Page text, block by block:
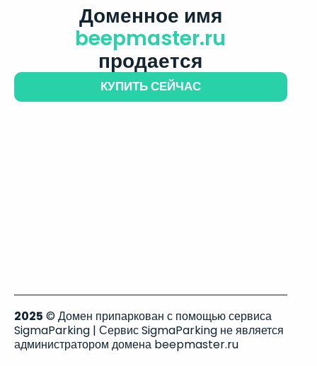
Доменное имя
beepmaster.ru
продается
КУПИТЬ СЕЙЧАС
2025 © Домен припаркован с помощью сервиса
SigmaParking | Сервис SigmaParking не является
администратором домена beepmaster.ru